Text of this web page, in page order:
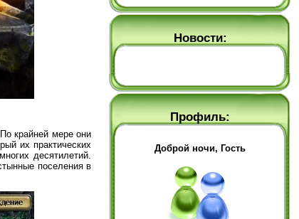
крайней мере они
их практических
десятилетий.
поселения в
Новости:
Профиль:
Доброй ночи, Гость